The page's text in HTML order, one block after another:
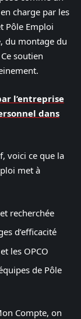
charge par les
Pôle Emploi
du montage du
soutien
l’entreprise
dans
voici ce que la
met à
recherchée
d’efficacité
les OPCO
de Pôle
Compte, on